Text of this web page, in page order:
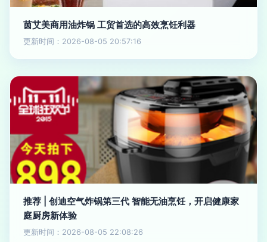
茵艾美商用油炸锅 工贸首选的高效烹饪利器
更新时间：2026-08-05 20:57:16
推荐 | 创迪空气炸锅第三代 智能无油烹饪，开启健康家
庭厨房新体验
更新时间：2026-08-05 22:08:26